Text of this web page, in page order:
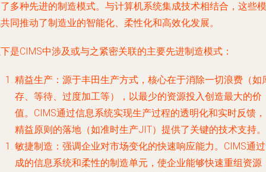
多种先进的制造模式。与计算机系统集成技术相结合，这些模
同推动了制造业的智能化、柔性化和高效化发展。
是CIMS中涉及或与之紧密关联的主要先进制造模式：
精益生产 ：源于丰田生产方式，核心在于消除一切浪费（如
存、等待、过度加工等），以最少的资源投入创造最大的价
值。CIMS通过信息系统实现生产过程的透明化和实时反馈
精益原则的落地（如准时生产JIT）提供了关键的技术支持。
敏捷制造 ：强调企业对市场变化的快速响应能力。CIMS通
成的信息系统和柔性的制造单元，使企业能够快速重组资源